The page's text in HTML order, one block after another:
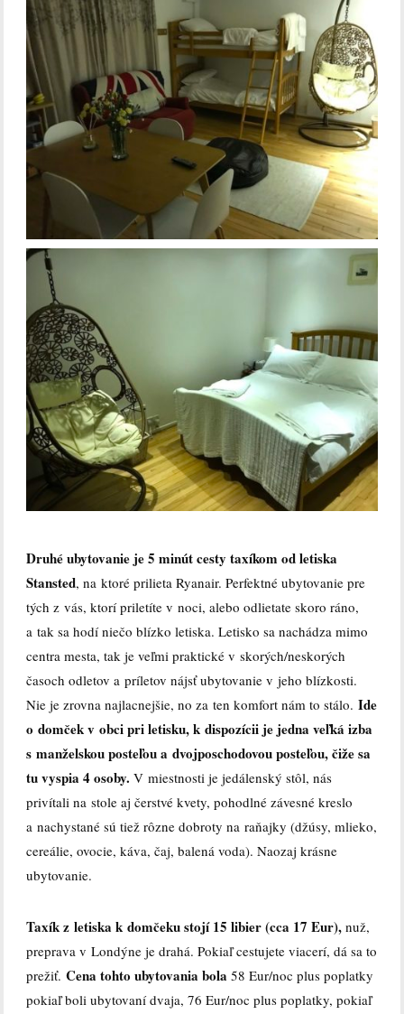
Druhé ubytovanie je 5 minút cesty taxíkom od letiska
Stansted, na ktoré prilieta Ryanair. Perfektné ubytovanie pre
tých z vás, ktorí priletíte v noci, alebo odlietate skoro ráno,
a tak sa hodí niečo blízko letiska. Letisko sa nachádza mimo
centra mesta, tak je veľmi praktické v skorých/neskorých
časoch odletov a príletov nájsť ubytovanie v jeho blízkosti.
Nie je zrovna najlacnejšie, no za ten komfort nám to stálo.Ide
o domček v obci pri letisku, k dispozícii je jedna veľká izba
s manželskou posteľou a dvojposchodovou posteľou, čiže sa
tu vyspia 4 osoby. V miestnosti je jedálenský stôl, nás
privítali na stole aj čerstvé kvety, pohodlné závesné kreslo
a nachystané sú tiež rôzne dobroty na raňajky (džúsy, mlieko,
cereálie, ovocie, káva, čaj, balená voda). Naozaj krásne
ubytovanie.
Taxík z letiska k domčeku stojí 15 libier (cca 17 Eur), nuž,
preprava v Londýne je drahá. Pokiaľ cestujete viacerí, dá sa to
prežiť.Cena tohto ubytovania bola 58 Eur/noc plus poplatky
pokiaľ boli ubytovaní dvaja, 76 Eur/noc plus poplatky, pokiaľ